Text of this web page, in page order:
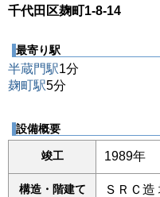
千代田区麹町1-8-14
最寄り駅
半蔵門駅1分
麹町駅5分
設備概要
竣工 1989年
構造・階建て ＳＲＣ